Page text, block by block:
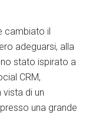
cambiato il
adeguarsi, alla
stato ispirato a
CRM,
di un
una grande